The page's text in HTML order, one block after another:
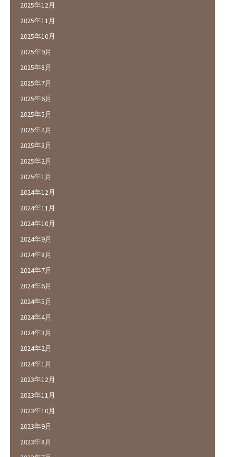
2025年12月
2025年11月
2025年10月
2025年9月
2025年8月
2025年7月
2025年6月
2025年5月
2025年4月
2025年3月
2025年2月
2025年1月
2024年12月
2024年11月
2024年10月
2024年9月
2024年8月
2024年7月
2024年6月
2024年5月
2024年4月
2024年3月
2024年2月
2024年1月
2023年12月
2023年11月
2023年10月
2023年9月
2023年8月